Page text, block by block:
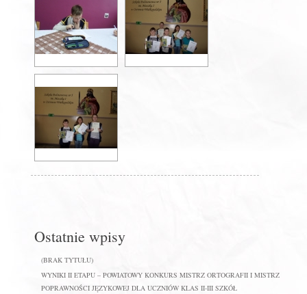
Ostatnie wpisy
(BRAK TYTUŁU)
WYNIKI II ETAPU – POWIATOWY KONKURS MISTRZ ORTOGRAFII I MISTRZ
POPRAWNOŚCI JĘZYKOWEJ DLA UCZNIÓW KLAS II-III SZKÓŁ